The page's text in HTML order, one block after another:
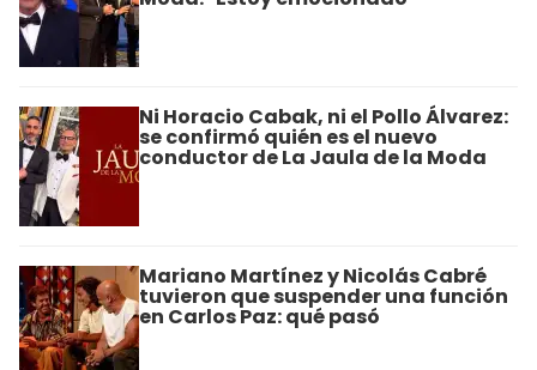
Ni Horacio Cabak, ni el Pollo Álvarez:
se confirmó quién es el nuevo
conductor de La Jaula de la Moda
Mariano Martínez y Nicolás Cabré
tuvieron que suspender una función
en Carlos Paz: qué pasó